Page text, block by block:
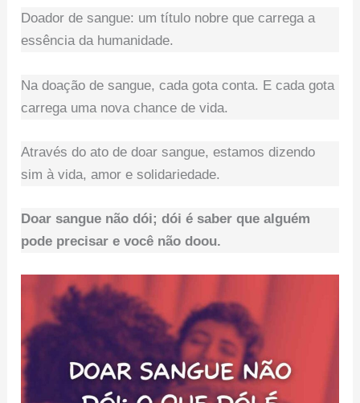
Doador de sangue: um título nobre que carrega a
essência da humanidade.
Na doação de sangue, cada gota conta. E cada gota
carrega uma nova chance de vida.
Através do ato de doar sangue, estamos dizendo
sim à vida, amor e solidariedade.
Doar sangue não dói; dói é saber que alguém
pode precisar e você não doou.